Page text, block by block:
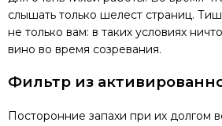
слышать только шелест страниц.
не только вам: в таких условиях
вино во время созревания.
Фильтр из
Посторонние запахи при их долгом